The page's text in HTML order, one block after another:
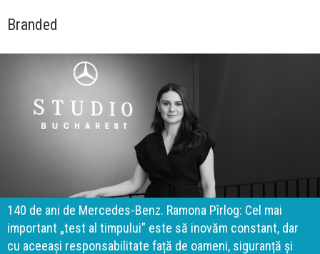
Branded
140 de ani de Mercedes-Benz. Ramona Pîrlog: Cel mai
important „test al timpului” este să inovăm constant, dar
cu aceeași responsabilitate față de oameni, siguranță și